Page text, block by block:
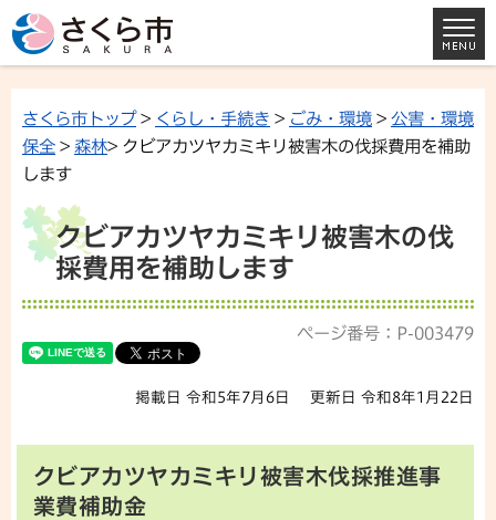
さくら市トップ> くらし・手続き > ごみ・環境 > 公害・環境
保全 > 森林> クビアカツヤカミキリ被害木の伐採費用を補助
します
クビアカツヤカミキリ被害木の伐
採費用を補助します
ページ番号：P-003479
掲載日 令和5年7月6日 更新日 令和8年1月22日
クビアカツヤカミキリ被害木伐採推進事
業費補助金